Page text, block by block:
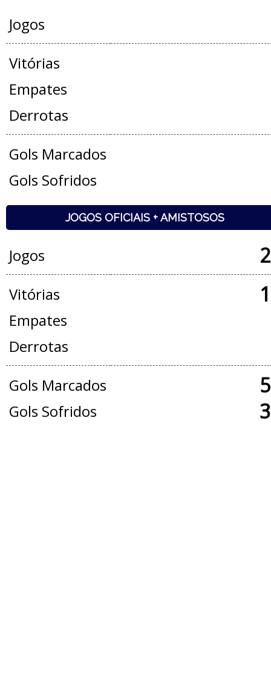
Jogos
Vitórias
Empates
Derrotas
Gols Marcados
Gols Sofridos
JOGOS OFICIAIS + AMISTOSOS
Jogos
Vitórias
Empates
Derrotas
Gols Marcados
Gols Sofridos